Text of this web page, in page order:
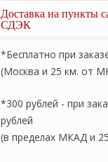
Доставка на пункты
СДЭК
*Бесплатно при
(Москва и 25 км. от
*300 рублей - при
рублей
(в пределах МКАД и